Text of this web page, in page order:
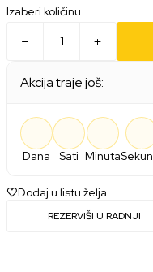
Izaberi količinu
Akcija traje još:
Dana Sati Minuta
Dodaj u listu želja
REZERVIŠI U RADNJI